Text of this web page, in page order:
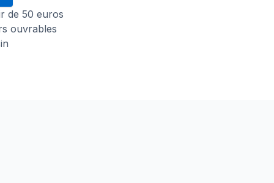
de 50 euros
ouvrables